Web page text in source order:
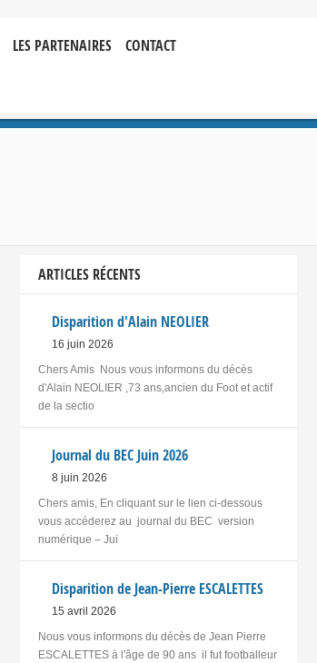
LES PARTENAIRES CONTACT
ARTICLES RÉCENTS
Disparition d'Alain NEOLIER
16 juin 2026
Chers Amis Nous vous informons du décès
d'Alain NEOLIER ,73 ans,ancien du Foot et actif
de la sectio
Journal du BEC Juin 2026
8 juin 2026
Chers amis, En cliquant sur le lien ci-dessous
vous accéderez au journal du BEC version
numérique – Jui
Disparition de Jean-Pierre ESCALETTES
15 avril 2026
Nous vous informons du décès de Jean Pierre
ESCALETTES à l'âge de 90 ans il fut footballeur